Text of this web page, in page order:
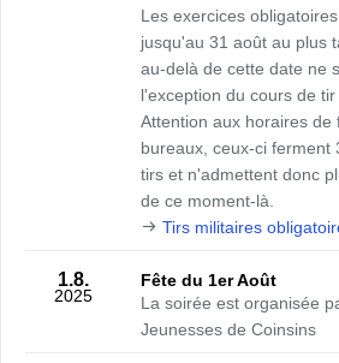
Les exercices
jusqu'au 31 août au plus
au-delà de cette date ne
l'exception du cours de
Attention aux horaires de
bureaux, ceux-ci ferment
tirs et n'admettent donc
de ce moment-là.
Tirs militaires
1.8.
2025
Fête du 1er Août
La soirée est organisée
Jeunesses de Coinsins